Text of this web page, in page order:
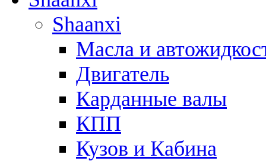
Shaanxi
Масла и
Двигатель
Карданные валы
КПП
Кузов и Кабина